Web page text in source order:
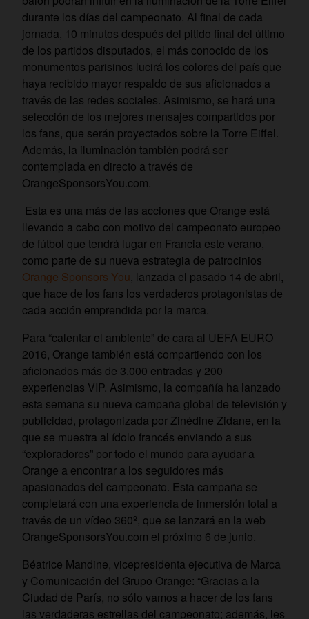
durante los días del campeonato. Al final de cada
jornada, 10 minutos después del pitido final del último
de los partidos disputados, el más conocido de los
monumentos parisinos lucirá los colores del país que
haya recibido mayor respaldo de sus aficionados a
través de las redes sociales. Asimismo, se hará una
selección de los mejores mensajes compartidos por
los fans, que serán proyectados sobre la Torre Eiffel.
Además, la iluminación también podrá ser
contemplada en directo a través de
OrangeSponsorsYou.com.
Esta es una más de las acciones que Orange está
llevando a cabo con motivo del campeonato europeo
de fútbol que tendrá lugar en Francia este verano,
como parte de su nueva estrategia de patrocinios
Orange Sponsors You, lanzada el pasado 14 de abril,
que hace de los fans los verdaderos protagonistas de
cada acción emprendida por la marca.
Para “calentar el ambiente” de cara al UEFA EURO
2016, Orange también está compartiendo con los
aficionados más de 3.000 entradas y 200
experiencias VIP. Asimismo, la compañía ha lanzado
esta semana su nueva campaña global de televisión y
publicidad, protagonizada por Zinédine Zidane, en la
que se muestra al ídolo francés enviando a sus
“exploradores” por todo el mundo para ayudar a
Orange a encontrar a los seguidores más
apasionados del campeonato. Esta campaña se
completará con una experiencia de inmersión total a
través de un vídeo 360º, que se lanzará en la web
OrangeSponsorsYou.com el próximo 6 de junio.
Béatrice Mandine, vicepresidenta ejecutiva de Marca
y Comunicación del Grupo Orange: “Gracias a la
Ciudad de París, no sólo vamos a hacer de los fans
las verdaderas estrellas del campeonato; además, les